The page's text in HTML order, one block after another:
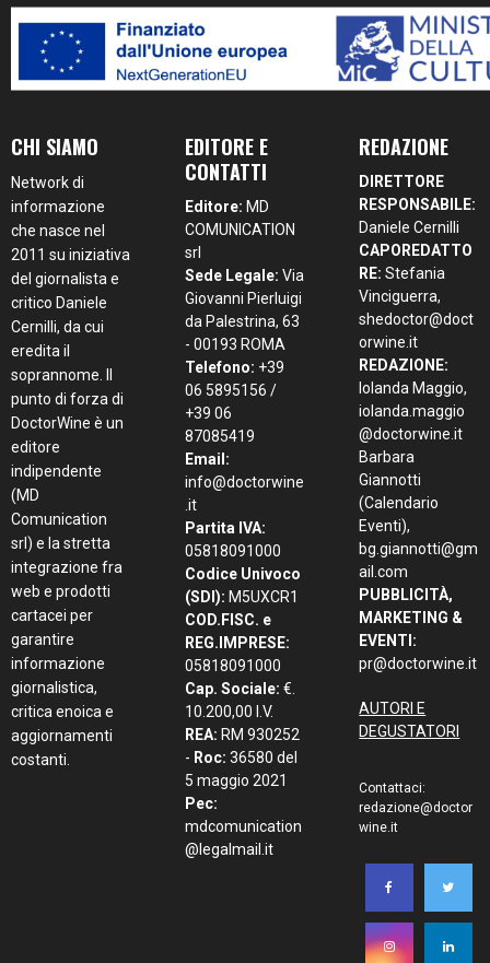
CHI SIAMO
Network di
informazione
che nasce nel
2011 su iniziativa
del giornalista e
critico Daniele
Cernilli, da cui
eredita il
soprannome. Il
punto di forza di
DoctorWine è un
editore
indipendente
(MD
Comunication
srl) e la stretta
integrazione fra
web e prodotti
cartacei per
garantire
informazione
giornalistica,
critica enoica e
aggiornamenti
costanti.
EDITORE E
CONTATTI
Editore: MD
COMUNICATION
srl
Sede Legale: Via
Giovanni Pierluigi
da Palestrina, 63
- 00193 ROMA
Telefono: +39
06 5895156 /
+39 06
87085419
Email:
info@doctorwine
.it
Partita IVA:
05818091000
Codice Univoco
(SDI): M5UXCR1
COD.FISC. e
REG.IMPRESE:
05818091000
Cap. Sociale: €.
10.200,00 I.V.
REA: RM 930252
- Roc: 36580 del
5 maggio 2021
Pec:
mdcomunication
@legalmail.it
REDAZIONE
DIRETTORE
RESPONSABILE:
Daniele Cernilli
CAPOREDATTO
RE: Stefania
Vinciguerra,
shedoctor@doct
orwine.it
REDAZIONE:
Iolanda Maggio,
iolanda.maggio
@doctorwine.it
Barbara
Giannotti
(Calendario
Eventi),
bg.giannotti@gm
ail.com
PUBBLICITÀ,
MARKETING &
EVENTI:
pr@doctorwine.it
AUTORI E
DEGUSTATORI
Contattaci:
redazione@doctor
wine.it